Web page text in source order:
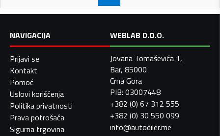
NAVIGACIJA
Prijavi se
Kontakt
Pomoć
Uslovi korišćenja
Politika privatnosti
Prava potrošača
Sigurna trgovina
WEBLAB D.O.O.
Jovana Tomaševića 1,
Bar, 85000
Crna Gora
PIB: 03007448
+382 (0) 67 312 555
+382 (0) 30 550 099
info@autodiler.me